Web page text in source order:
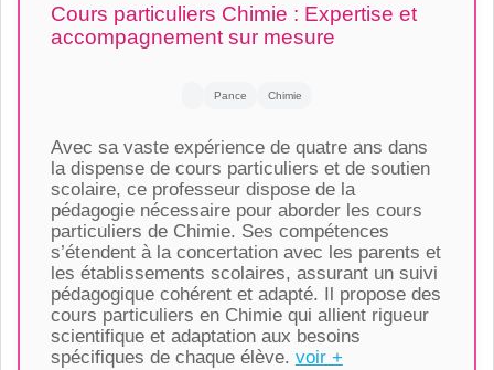
Cours particuliers Chimie : Expertise et
accompagnement sur mesure
Pance Chimie
Avec sa vaste expérience de quatre ans dans
la dispense de cours particuliers et de soutien
scolaire, ce professeur dispose de la
pédagogie nécessaire pour aborder les cours
particuliers de Chimie. Ses compétences
s’étendent à la concertation avec les parents et
les établissements scolaires, assurant un suivi
pédagogique cohérent et adapté. Il propose des
cours particuliers en Chimie qui allient rigueur
scientifique et adaptation aux besoins
spécifiques de chaque élève. voir +